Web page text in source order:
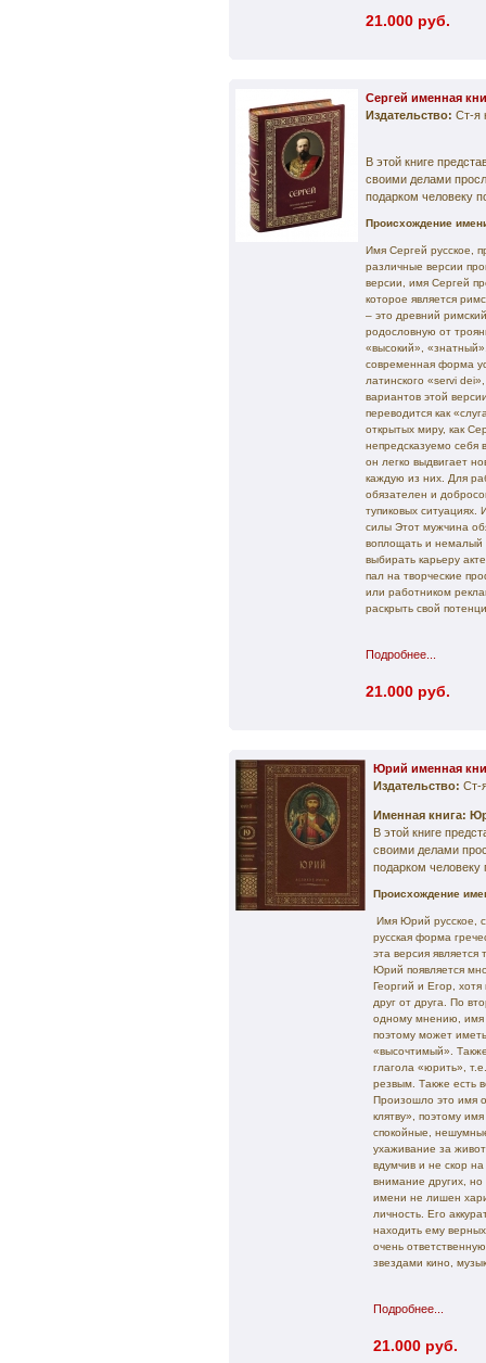
21.000 руб.
Сергей именная
Издательство: Ст-я
В этой книге
своими делами
подарком человеку
Происхождение
Имя Сергей русское,
различные версии
версии, имя Сергей
которое является
– это древний
родословную от
«высокий»,
современная форма
латинского «servi
вариантов этой
переводится как
открытых миру, как
непредсказуемо себя
он легко выдвигает
каждую из них. Для
обязателен и
тупиковых
силы Этот мужчина
воплощать и немалый
выбирать карьеру
пал на творческие
или работником
раскрыть свой
Подробнее...
21.000 руб.
Юрий именная
Издательство: Ст-
Именная книга:
В этой книге
своими делами
подарком
Происхождение
Имя Юрий русское,
русская форма
эта версия
Юрий появляется
Георгий и Егор,
друг от друга. По
одному мнению, имя
поэтому может
«высочтимый».
глагола «юрить»,
резвым. Также есть
Произошло это имя
клятву», поэтому
спокойные,
ухаживание за
вдумчив и не скор
внимание других, но
имени не лишен
личность. Его
находить ему
очень
звездами кино,
Подробнее...
21.000 руб.